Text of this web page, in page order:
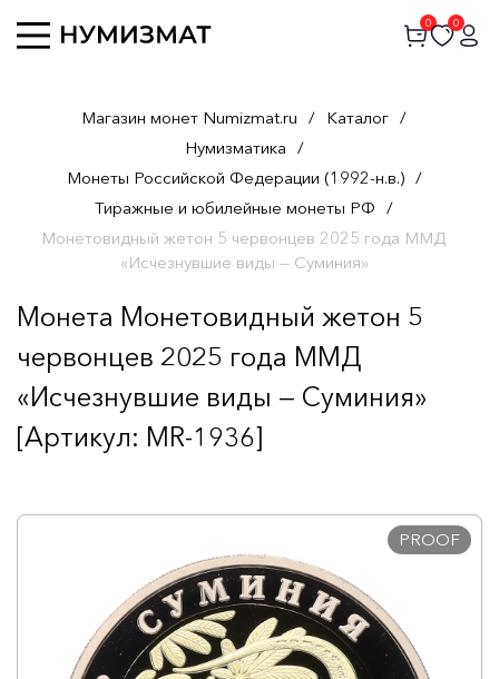
0 0
Магазин монет Numizmat.ru / Каталог /
Нумизматика /
Монеты Российской Федерации (1992-н.в.) /
Тиражные и юбилейные монеты РФ /
Монетовидный жетон 5 червонцев 2025 года ММД
«Исчезнувшие виды — Суминия»
Монета Монетовидный жетон 5
червонцев 2025 года ММД
«Исчезнувшие виды — Суминия»
[Артикул: MR-1936]
PROOF